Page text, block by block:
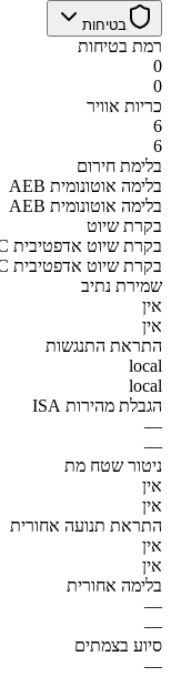
בטיחות
רמת בטיחות
0
0
כריות אוויר
6
6
בלימת חירום
AEB בלימה אוטונומית
AEB בלימה אוטונומית
בקרת שיוט
ACC בקרת שיוט אדפטיבית
ACC בקרת שיוט אדפטיבית
שמירת נתיב
אין
אין
התראת התנגשות
local
local
הגבלת מהירות ISA
—
—
ניטור שטח מת
אין
אין
התראת תנועה אחורית
אין
אין
בלימה אחורית
—
—
סיוע בצמתים
—